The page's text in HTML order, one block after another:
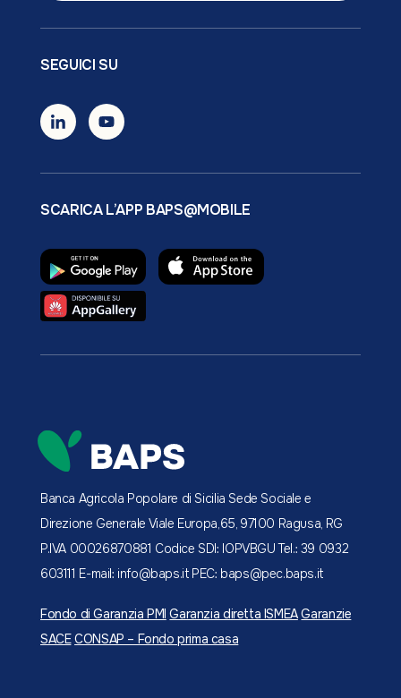
SEGUICI SU
SCARICA L’APP BAPS@MOBILE
Banca Agricola Popolare di Sicilia Sede Sociale e
Direzione Generale Viale Europa,65, 97100 Ragusa, RG
P.IVA 00026870881 Codice SDI: IOPVBGUTel.: 39 0932
603111 E-mail: info@baps.itPEC: baps@pec.baps.it
Fondo di Garanzia PMI Garanzia diretta ISMEA Garanzie
SACE CONSAP – Fondo prima casa